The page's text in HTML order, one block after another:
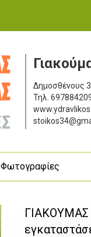
Δημοσθένους 3
Τηλ.
Φωτογραφίες
ΓΙΑΚΟΥΜΑΣ